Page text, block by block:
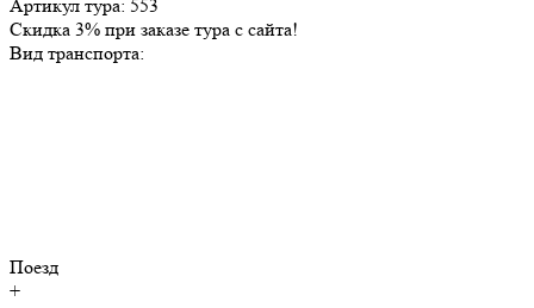
Артикул тура: 553
Скидка 3% при заказе тура с сайта!
Вид транспорта:
Поезд
+